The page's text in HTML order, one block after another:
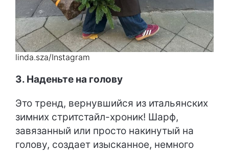
linda.sza/Instagram
3. Наденьте на голову
Это тренд, вернувшийся из итальянских
зимних стритстайл-хроник! Шарф,
завязанный или просто накинутый на
голову, создает изысканное, немного